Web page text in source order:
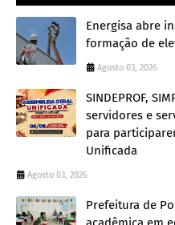
Energisa abre
formação de
Agosto 03, 2026
SINDEPROF,
servidores e
para
Unificada
Agosto 03, 2026
Prefeitura de